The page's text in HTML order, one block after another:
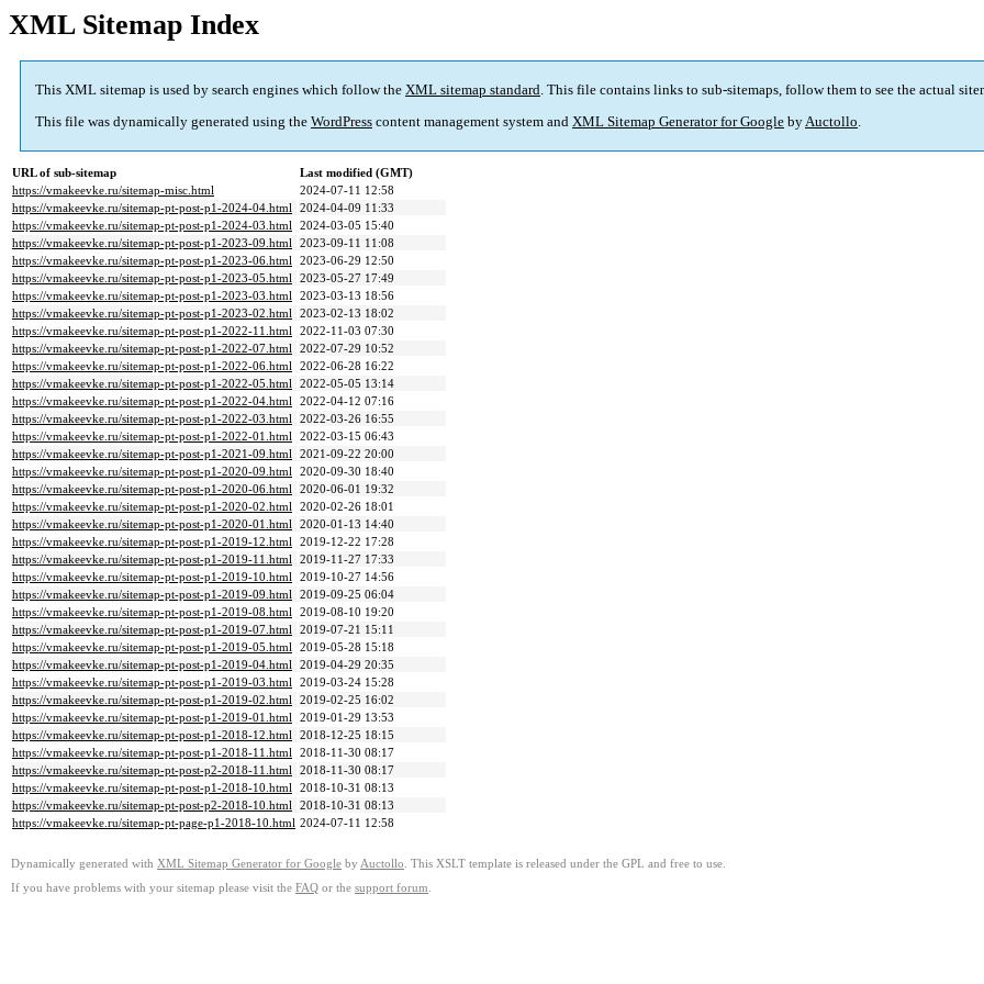
XML Sitemap Index
This XML sitemap is used by search engines which follow the XML sitemap standard. This file contains links to sub-sitemaps, follow them to see the actual
This file was dynamically generated using the WordPress content management system and XML Sitemap Generator for Google byAuctollo.
URL of sub-sitemap
Last modified (GMT)
https://vmakeevke.ru/sitemap-misc.html
2024-07-11 12:58
https://vmakeevke.ru/sitemap-pt-post-p1-2024-04.html 2024-04-09 11:33
https://vmakeevke.ru/sitemap-pt-post-p1-2024-03.html 2024-03-05 15:40
https://vmakeevke.ru/sitemap-pt-post-p1-2023-09.html 2023-09-11 11:08
https://vmakeevke.ru/sitemap-pt-post-p1-2023-06.html 2023-06-29 12:50
https://vmakeevke.ru/sitemap-pt-post-p1-2023-05.html 2023-05-27 17:49
https://vmakeevke.ru/sitemap-pt-post-p1-2023-03.html 2023-03-13 18:56
https://vmakeevke.ru/sitemap-pt-post-p1-2023-02.html 2023-02-13 18:02
https://vmakeevke.ru/sitemap-pt-post-p1-2022-11.html 2022-11-03 07:30
https://vmakeevke.ru/sitemap-pt-post-p1-2022-07.html 2022-07-29 10:52
https://vmakeevke.ru/sitemap-pt-post-p1-2022-06.html 2022-06-28 16:22
https://vmakeevke.ru/sitemap-pt-post-p1-2022-05.html 2022-05-05 13:14
https://vmakeevke.ru/sitemap-pt-post-p1-2022-04.html 2022-04-12 07:16
https://vmakeevke.ru/sitemap-pt-post-p1-2022-03.html 2022-03-26 16:55
https://vmakeevke.ru/sitemap-pt-post-p1-2022-01.html 2022-03-15 06:43
https://vmakeevke.ru/sitemap-pt-post-p1-2021-09.html 2021-09-22 20:00
https://vmakeevke.ru/sitemap-pt-post-p1-2020-09.html 2020-09-30 18:40
https://vmakeevke.ru/sitemap-pt-post-p1-2020-06.html 2020-06-01 19:32
https://vmakeevke.ru/sitemap-pt-post-p1-2020-02.html 2020-02-26 18:01
https://vmakeevke.ru/sitemap-pt-post-p1-2020-01.html 2020-01-13 14:40
https://vmakeevke.ru/sitemap-pt-post-p1-2019-12.html 2019-12-22 17:28
https://vmakeevke.ru/sitemap-pt-post-p1-2019-11.html 2019-11-27 17:33
https://vmakeevke.ru/sitemap-pt-post-p1-2019-10.html 2019-10-27 14:56
https://vmakeevke.ru/sitemap-pt-post-p1-2019-09.html 2019-09-25 06:04
https://vmakeevke.ru/sitemap-pt-post-p1-2019-08.html 2019-08-10 19:20
https://vmakeevke.ru/sitemap-pt-post-p1-2019-07.html 2019-07-21 15:11
https://vmakeevke.ru/sitemap-pt-post-p1-2019-05.html 2019-05-28 15:18
https://vmakeevke.ru/sitemap-pt-post-p1-2019-04.html 2019-04-29 20:35
https://vmakeevke.ru/sitemap-pt-post-p1-2019-03.html 2019-03-24 15:28
https://vmakeevke.ru/sitemap-pt-post-p1-2019-02.html 2019-02-25 16:02
https://vmakeevke.ru/sitemap-pt-post-p1-2019-01.html 2019-01-29 13:53
https://vmakeevke.ru/sitemap-pt-post-p1-2018-12.html 2018-12-25 18:15
https://vmakeevke.ru/sitemap-pt-post-p1-2018-11.html 2018-11-30 08:17
https://vmakeevke.ru/sitemap-pt-post-p2-2018-11.html 2018-11-30 08:17
https://vmakeevke.ru/sitemap-pt-post-p1-2018-10.html 2018-10-31 08:13
https://vmakeevke.ru/sitemap-pt-post-p2-2018-10.html 2018-10-31 08:13
https://vmakeevke.ru/sitemap-pt-page-p1-2018-10.html 2024-07-11 12:58
Dynamically generated with XML Sitemap Generator for Google by Auctollo . This XSLT template is released under the GPL and free to use.
If you have problems with your sitemap please visit the FAQ or the support forum